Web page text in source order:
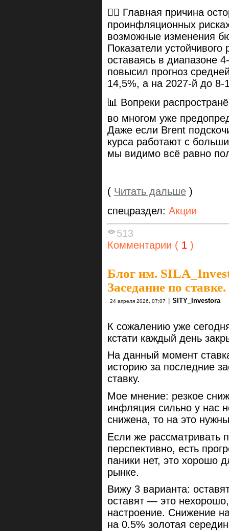
🕵️‍♂️ Главная причина
проинфляционных
возможные изменения
Показатели
оставаясь в диапазоне
повысил прогноз
14,5%, а на 2027-й до 8-
📊 Вопреки
во многом уже
Даже если Brent
курса работают с
мы видимо всё равно
( Читать дальше )
спецраздел: Акции
513
Комментарии ( 1 )
Блог им.
Заседание по ставке.
24 апреля 2026, 07:07 SITY_Investora
К сожалению уже
кстати каждый день
На данный момент
историю за последние
ставку.
Мое мнение: резкое
инфляция сильно у нас
снижена, то на это
Если же рассматривать
перспективно, есть
паники нет, это хорошо
рынке.
Вижу 3 варианта:
оставят — это
настроение. Снижение
на 0.5% золотая